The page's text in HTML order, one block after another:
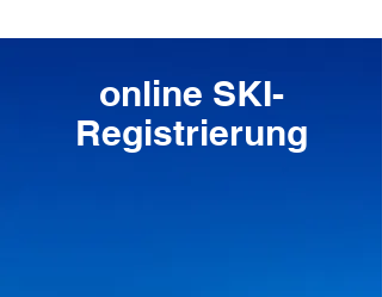
online SKI-
Registrierung